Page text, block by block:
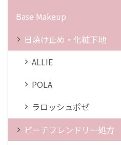
Base Makeup
日焼け止め・化粧下地
ALLIE
POLA
ラロッシュポゼ
ビーチフレンドリー処方